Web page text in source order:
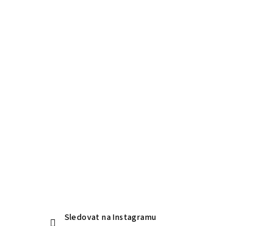
Sledovat na Instagramu